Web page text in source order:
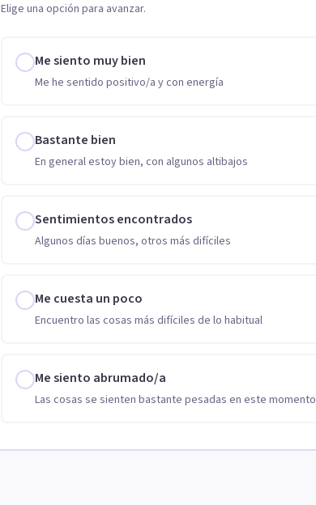
Elige una opción para avanzar.
Me siento muy bien
Me he sentido positivo/a y con energía
Bastante bien
En general estoy bien, con algunos altibajos
Sentimientos encontrados
Algunos días buenos, otros más difíciles
Me cuesta un poco
Encuentro las cosas más difíciles de lo habitual
Me siento abrumado/a
Las cosas se sienten bastante pesadas en este momento